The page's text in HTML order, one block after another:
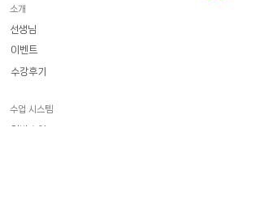
소개
선생님
이벤트
수강후기
수업 시스템
일반수업